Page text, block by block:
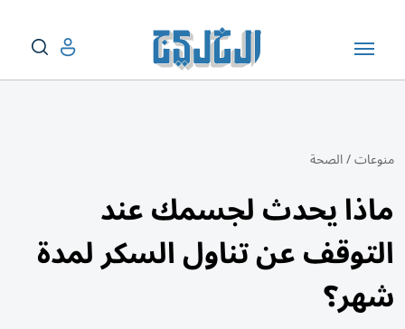
منوعات/الصحة
ماذا يحدث لجسمك عند
التوقف عن تناول السكر لمدة
شهر؟